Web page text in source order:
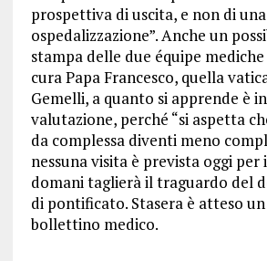
prospettiva di uscita, e non di
ospedalizzazione”. Anche un
stampa delle due équipe
cura Papa Francesco, quella
Gemelli, a quanto si apprende è
valutazione, perché “si aspetta
da complessa diventi meno
nessuna visita è prevista oggi per
domani taglierà il traguardo del
di pontificato. Stasera è atteso
bollettino medico.